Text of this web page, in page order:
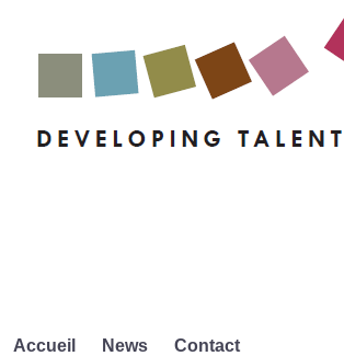
Accueil News Contact